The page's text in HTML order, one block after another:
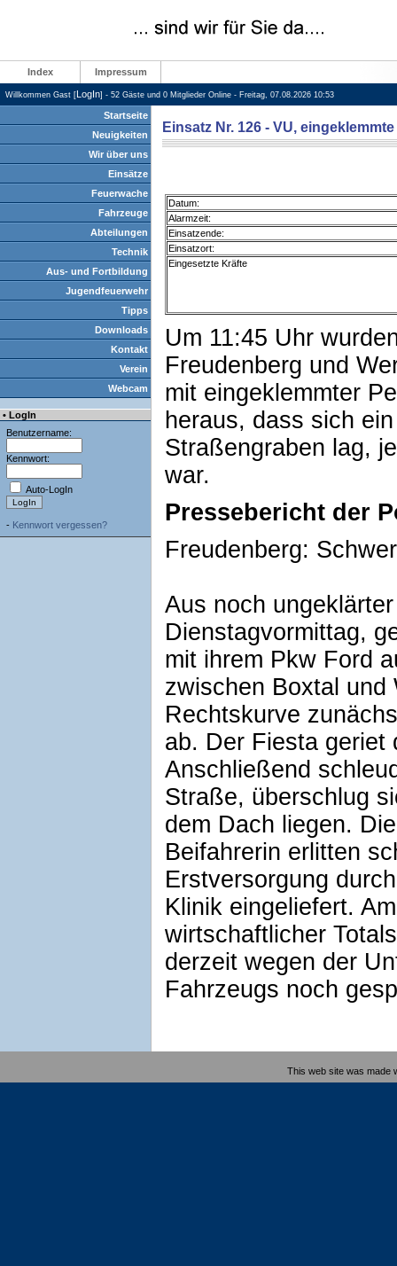
Index Impressum
Willkommen Gast [LogIn] - 52 Gäste und 0 Mitglieder Online - Freitag, 07.08.2026 10:53
Startseite
Neuigkeiten
Wir über uns
Einsätze
Feuerwache
Fahrzeuge
Abteilungen
Technik
Aus- und Fortbildung
Jugendfeuerwehr
Tipps
Downloads
Kontakt
Verein
Webcam
• LogIn
Benutzername:
Kennwort:
Auto-LogIn
- Kennwort vergessen?
Einsatz Nr. 126 - VU,
Datum:
Alarmzeit:
Einsatzende:
Einsatzort:
Eingesetzte Kräfte
Um 11:45 Uhr
Freudenberg und
mit eingeklemmter
heraus, dass sich
Straßengraben lag,
war.
Pressebericht der
Freudenberg:
Aus noch
Dienstagvormittag,
mit ihrem Pkw Ford
zwischen Boxtal und
Rechtskurve
ab. Der Fiesta geriet
Anschließend
Straße, überschlug
dem Dach liegen.
Beifahrerin erlitten
Erstversorgung
Klinik eingeliefert.
wirtschaftlicher
derzeit wegen der
Fahrzeugs noch
This web site was made